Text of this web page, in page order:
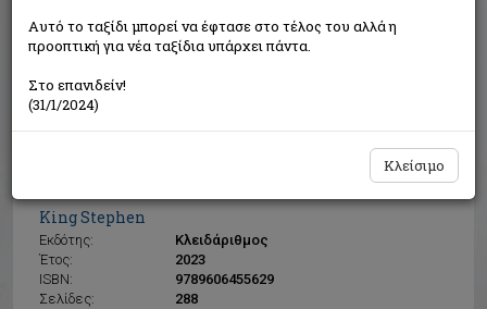
King Stephen
Εκδότης:
Κλειδάριθμος
Έτος:
2023
ISBN:
9789606455629
Σελίδες:
288
Η τιμή μας:€13,95
Δεν υπάρχει δυνατότητα παραγγελίας
Αυτό το ταξίδι μπορεί να έφτασε στο τέλος του αλλά η
προοπτική για νέα ταξίδια υπάρχει πάντα.
Στο επανιδείν!
(31/1/2024)
Κλείσιμο